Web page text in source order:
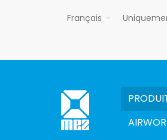
Allez
Français